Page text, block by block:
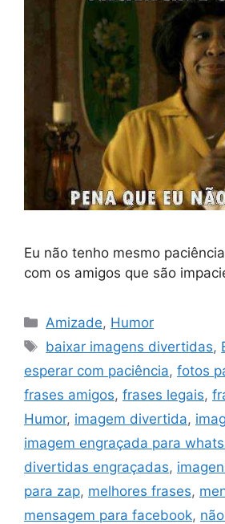
Eu não tenho mesmo
com os amigos que são
Categorias
Amizade, Humor
Tags
baixar imagens divertidas,
esperar com paciência, fotos
frases amigos, frases legais,
Humor, imagem divertida,
imagem engraçada para
divertidas engraçadas,
para zap, melhores frases,
mensagem para facebook,